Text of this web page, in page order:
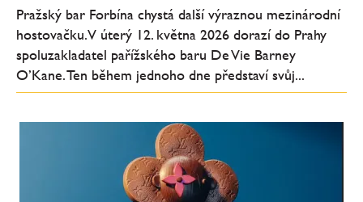
Pražský bar Forbína chystá další výraznou mezinárodní
hostovačku. V úterý 12. května 2026 dorazí do Prahy
spoluzakladatel pařížského baru De Vie Barney
O’Kane. Ten během jednoho dne představí svůj...